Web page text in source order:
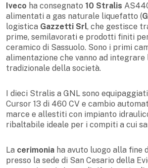
Iveco ha consegnato 10 Stralis
alimentati a gas naturale liquefatto (
logistica Gazzetti Srl, che gestisce
prime, semilavorati e prodotti finiti
ceramico di Sassuolo. Sono i primi
alimentazione che vanno ad
tradizionale della società.
I dieci Stralis a GNL sono
Cursor 13 di 460 CV e cambio
marce e allestiti con impianto
ribaltabile ideale per i compiti a cui
La cerimonia ha avuto luogo alla fine
presso la sede di San Cesario della